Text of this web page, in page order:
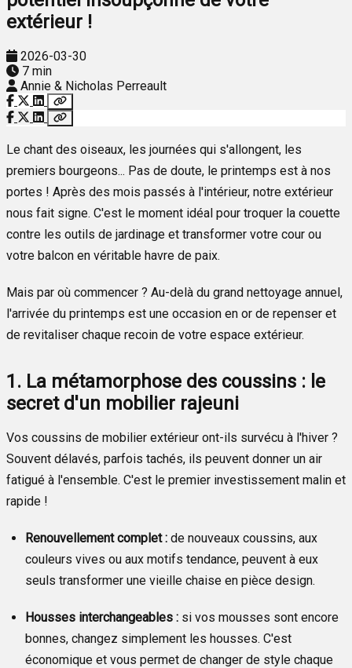
extérieur !
2026-03-30
7 min
Annie & Nicholas Perreault
Le chant des oiseaux, les journées qui s'allongent, les
premiers bourgeons... Pas de doute, le printemps est à nos
portes ! Après des mois passés à l'intérieur, notre extérieur
nous fait signe. C'est le moment idéal pour troquer la couette
contre les outils de jardinage et transformer votre cour ou
votre balcon en véritable havre de paix.
Mais par où commencer ? Au-delà du grand nettoyage annuel,
l'arrivée du printemps est une occasion en or de repenser et
de revitaliser chaque recoin de votre espace extérieur.
1. La métamorphose des coussins : le
secret d'un mobilier rajeuni
Vos coussins de mobilier extérieur ont-ils survécu à l'hiver ?
Souvent délavés, parfois tachés, ils peuvent donner un air
fatigué à l'ensemble. C'est le premier investissement malin et
rapide !
Renouvellement complet : de nouveaux coussins, aux
couleurs vives ou aux motifs tendance, peuvent à eux
seuls transformer une vieille chaise en pièce design.
Housses interchangeables : si vos mousses sont encore
bonnes, changez simplement les housses. C'est
économique et vous permet de changer de style chaque